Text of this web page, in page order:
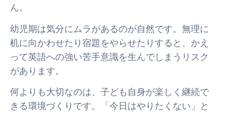
ん。
幼児期は気分にムラがあるのが自然です。無理に
机に向かわせたり宿題をやらせたりすると、かえ
って英語への強い苦手意識を生んでしまうリスク
があります。
何よりも大切なのは、子ども自身が楽しく継続で
きる環境づくりです。「今日はやりたくない」と